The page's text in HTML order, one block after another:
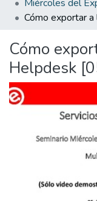
Statistics
Estadísticas
Miércoles del
Cómo
Helpdesk